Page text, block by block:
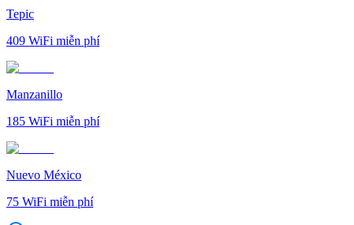
Tepic
409 WiFi miễn phí
Manzanillo
185 WiFi miễn phí
Nuevo México
75 WiFi miễn phí